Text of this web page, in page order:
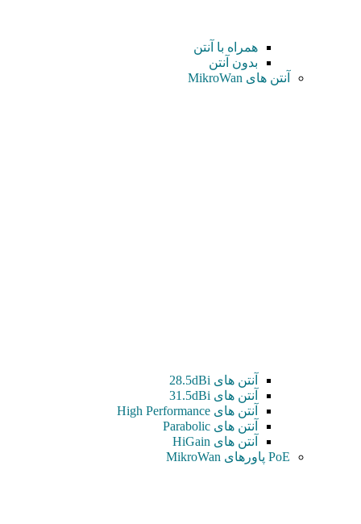
همراه با آنتن
بدون آنتن
آنتن های MikroWan
آنتن های 28.5dBi
آنتن های 31.5dBi
آنتن های High Performance
آنتن های Parabolic
آنتن های HiGain
PoE پاورهای MikroWan